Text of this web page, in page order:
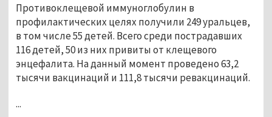
Противоклещевой иммуноглобулин в
профилактических целях получили 249 уральцев,
в том числе 55 детей. Всего среди пострадавших
116 детей, 50 из них привиты от клещевого
энцефалита. На данный момент проведено 63,2
тысячи вакцинаций и 111,8 тысячи ревакцинаций.
...